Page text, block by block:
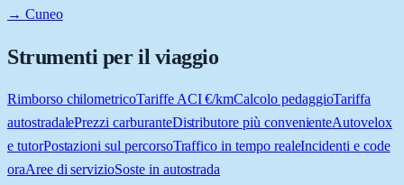
→ Cuneo
Strumenti per il viaggio
Rimborso chilometricoTariffe ACI €/kmCalcolo pedaggioTariffa
autostradalePrezzi carburanteDistributore più convenienteAutovelox
e tutorPostazioni sul percorsoTraffico in tempo realeIncidenti e code
oraAree di servizioSoste in autostrada